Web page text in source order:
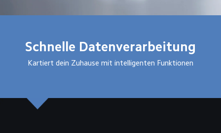
Schnelle Datenverarbeitung
Kartiert dein Zuhause mit intelligenten Funktionen